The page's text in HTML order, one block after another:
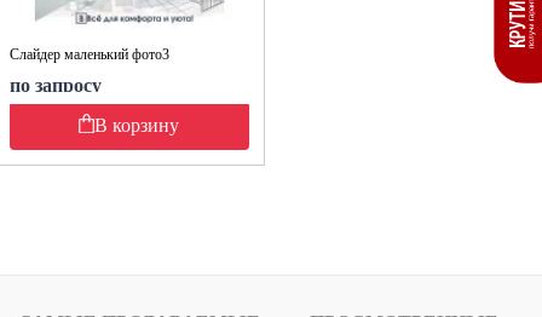
Слайдер маленький фото3
по запросу
В корзину